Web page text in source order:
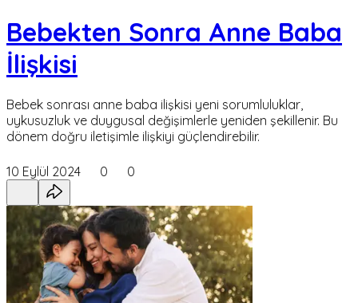
Bebekten Sonra Anne Baba
İlişkisi
Bebek sonrası anne baba ilişkisi yeni sorumluluklar,
uykusuzluk ve duygusal değişimlerle yeniden şekillenir. Bu
dönem doğru iletişimle ilişkiyi güçlendirebilir.
10 Eylül 2024 0 0